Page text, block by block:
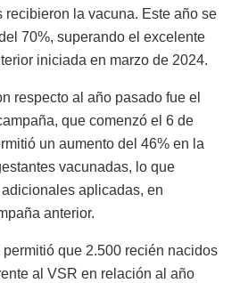
recibieron la vacuna. Este año se
70%, superando el excelente
iniciada en marzo de 2024.
respecto al año pasado fue el
que comenzó el 6 de
un aumento del 46% en la
vacunadas, lo que
aplicadas, en
anterior.
que 2.500 recién nacidos
al VSR en relación al año